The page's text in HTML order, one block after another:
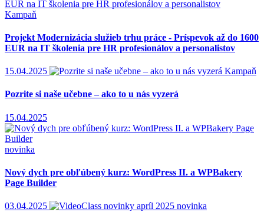
Kampaň
Projekt Modernizácia služieb trhu práce - Príspevok až do 1600
EUR na IT školenia pre HR profesionálov a personalistov
15.04.2025 Kampaň
Pozrite si naše učebne – ako to u nás vyzerá
15.04.2025
novinka
Nový dych pre obľúbený kurz: WordPress II. a WPBakery
Page Builder
03.04.2025 novinka